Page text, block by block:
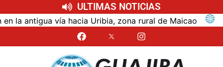
ULTIMAS NOTICIAS
vía hacia Uribia, zona rural de Maicao